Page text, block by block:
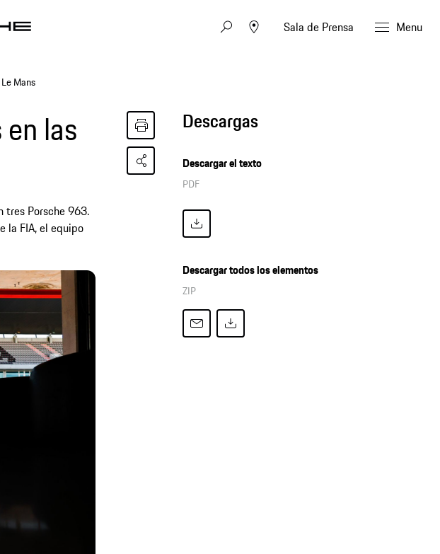
Sala de Prensa Menu
Mans
las
tres Porsche 963.
la FIA, el equipo
Descargas
Descargar el texto
PDF
Descargar todos los elementos
ZIP